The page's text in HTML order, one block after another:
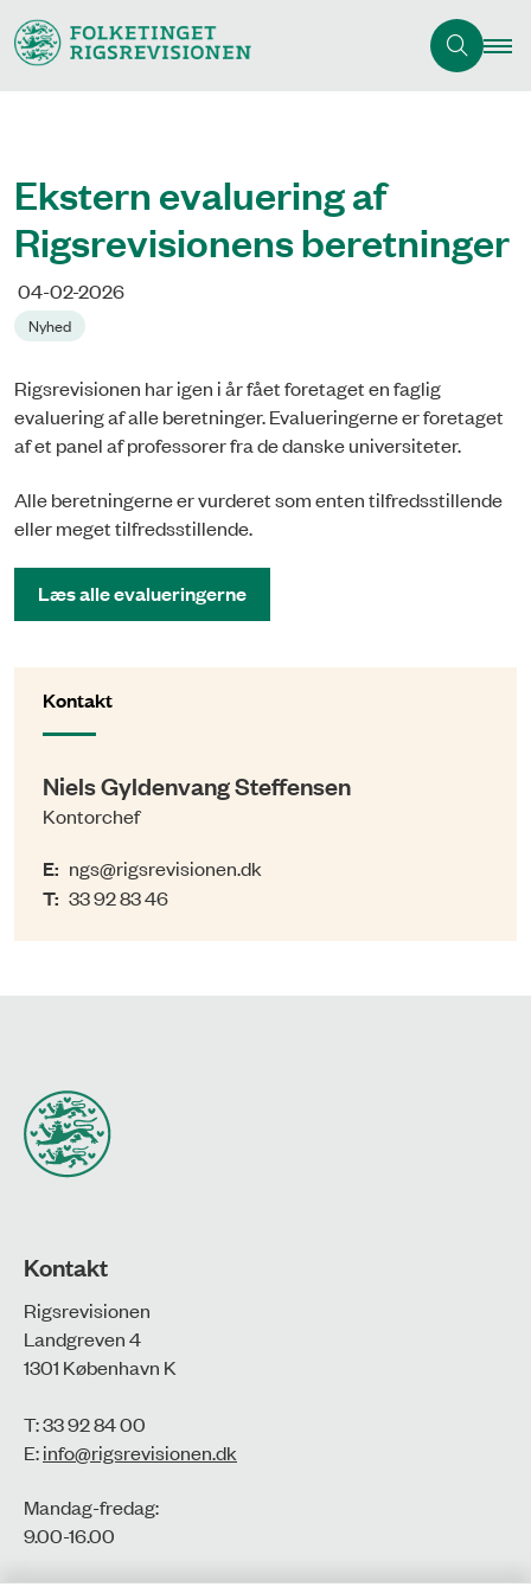
Ekstern evaluering af
Rigsrevisionens beretninger
04-02-2026
Nyhed
Rigsrevisionen har igen i år fået foretaget en faglig
evaluering af alle beretninger. Evalueringerne er foretaget
af et panel af professorer fra de danske universiteter.
Alle beretningerne er vurderet som enten tilfredsstillende
eller meget tilfredsstillende.
Læs alle evalueringerne
Kontakt
Niels Gyldenvang Steffensen
Kontorchef
E: ngs@rigsrevisionen.dk
T: 33 92 83 46
Kontakt
Rigsrevisionen
Landgreven 4
1301 København K
T: 33 92 84 00
E:info@rigsrevisionen.dk
Mandag-fredag:
9.00-16.00​